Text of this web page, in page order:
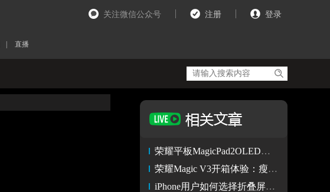
关注微信公众号 注册 登录
直播
荣耀平板MagicPad2OLED护眼好屏新标杆
荣耀Magic V3开箱体验：瘦身黑科技加持打造极致轻薄
iPhone用户如何选择折叠屏手机？首推荣耀Magic V3